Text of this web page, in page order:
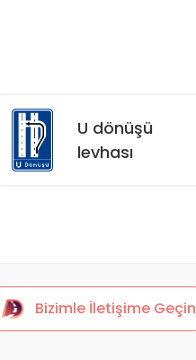
U dönüşü
levhası
Bizimle İletişime Geçin